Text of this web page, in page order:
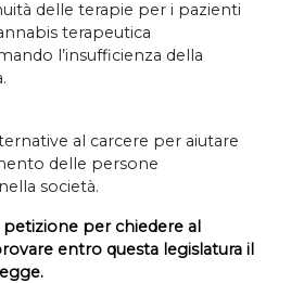
delle terapie per i pazienti
terapeutica
l’insufficienza della
al carcere per aiutare
delle persone
società.
petizione per chiedere al
entro questa legislatura il